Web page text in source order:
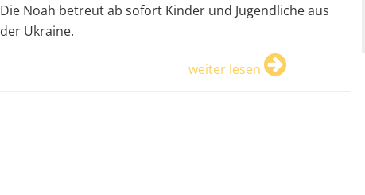
Die Noah betreut ab sofort Kinder und Jugendliche aus
der Ukraine.
weiter lesen